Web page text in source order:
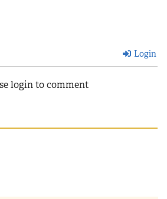
Login
login to comment